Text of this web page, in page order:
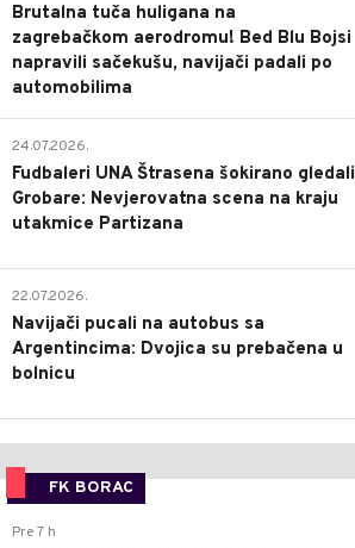
Brutalna tuča huligana na
zagrebačkom aerodromu! Bed Blu Bojsi
napravili sačekušu, navijači padali po
automobilima
24.07.2026.
Fudbaleri UNA Štrasena šokirano gledali
Grobare: Nevjerovatna scena na kraju
utakmice Partizana
22.07.2026.
Navijači pucali na autobus sa
Argentincima: Dvojica su prebačena u
bolnicu
FK BORAC
Pre 7 h